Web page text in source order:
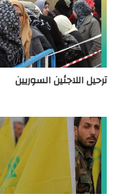
ترحيل اللاجئين السوريين